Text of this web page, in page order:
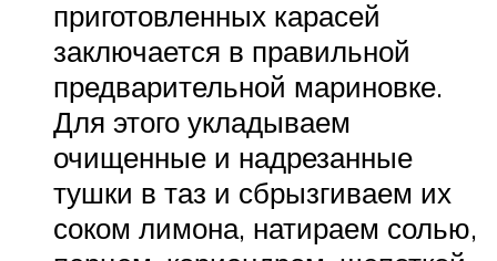
приготовленных карасей
заключается в правильной
предварительной мариновке.
Для этого укладываем
очищенные и надрезанные
тушки в таз и сбрызгиваем их
соком лимона, натираем солью,